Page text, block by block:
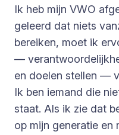
Ik heb mijn VWO
geleerd dat niets
bereiken, moet ik
—
en doelen stellen —
Ik ben iemand die
staat. Als ik zie dat
op mijn generatie en